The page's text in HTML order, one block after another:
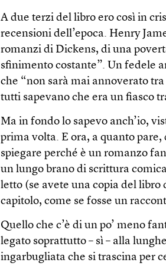
A due terzi del libro ero così in
recensioni dell’epoca. Henry
romanzi di Dickens, di una
sfinimento costante”. Un fedele
che “non sarà mai annoverato
tutti sapevano che era un fiasco
Ma in fondo lo sapevo anch’io,
prima volta. E ora, a quanto
spiegare perché è un romanzo
un lungo brano di scrittura
letto (se avete una copia del libro
capitolo, come se fosse un
Quello che c’è di un po’ meno
legato soprattutto – sì – alla
ingarbugliata che si trascina per